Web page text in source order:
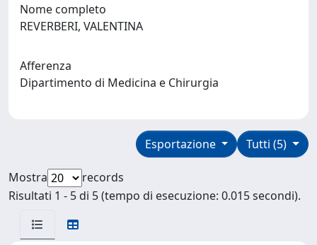
Nome completo
REVERBERI, VALENTINA
Afferenza
Dipartimento di Medicina e Chirurgia
Tutti (5)
Esportazione
Mostra
records
Risultati 1 - 5 di 5 (tempo di esecuzione: 0.015 secondi).